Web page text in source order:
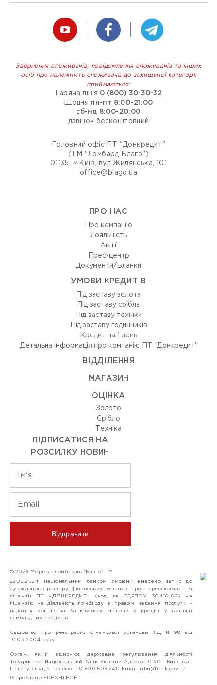
Звернення споживачів, повідомлення споживачів та інших
осіб про належність споживача до захищеної категорії
приймаються:
Гаряча лінія 0 (800) 30-30-32
Щодня пн-пт 8:00-21:00
сб-нд 8:00-20:00
дзвінок безкоштовний
Головний офіс ПТ "Донкредит"
(ТМ "Ломбард Благо")
01135, м.Київ, вул Жилянська, 101
office@blago.ua
ПРО НАС
Про компанію
Лояльність
Акції
Прес-центр
Документи/Бланки
УМОВИ КРЕДИТІВ
Під заставу золота
Під заставу срібла
Під заставу техніки
Під заставу годинників
Кредит на 1 день
Детальна інформація про компанію ПТ "Донкредит"
ВIДДIЛЕННЯ
МАГАЗИН
ОЦIНКА
Золото
Срiбло
Технiка
ПІДПИСАТИСЯ НА
РОЗСИЛКУ НОВИН
Відправити
© 2026 Мережа ломбардів "Благо" ТМ
28.02.2024 Національним банком України внесено запис до
Державного реєстру фінансових установ про переоформлення
ліцензії ПТ «ДОНКРЕДИТ» (код за ЄДРПОУ 30416462) на
ліцензію на діяльність ломбарду з правом надання послуги -
надання коштів та банківських металів у кредит у вигляді
ломбардних кредитів.
Свідоцтво про реєстрацію фінансової установи ЛД №98 від
10.09.2004 року
Орган, який здійснює державне регулювання діяльності
Товариства: Національний банк України Адреса: 01601, Київ, вул.
Інститутська, 9 Телефон: 0 800 505 240 Email: nbu@bank.gov.ua
Розроблено FRESHTECH